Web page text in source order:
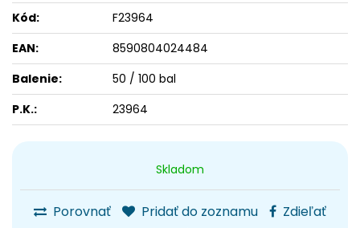
Skladom
Porovnať Pridať do zoznamu
Zdieľať
Kód:
F23964
EAN:
8590804024484
Balenie:
50 / 100 bal
P.K.:
23964